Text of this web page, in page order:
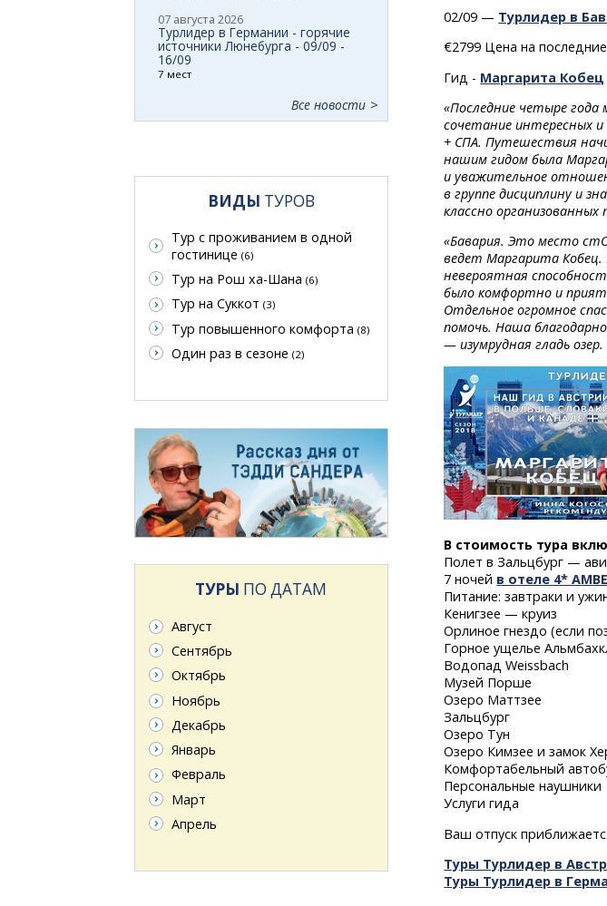
02/09 — Турлидер в
€2799 Цена на
Гид - Маргарита Кобец
«Последние четыре
сочетание интересных
+ СПА.Путешествия
нашим гидом была
и уважительное
в группе дисциплину и
классно
«Бавария. Это место
ведет Маргарита Кобец.
невероятная
было комфортно и
Отдельное огромное
помочь. Наша
— изумрудная гладь
В стоимость тура
Полет в Зальцбург —
7 ночей в отеле 4*
Питание: завтраки и
Кенигзее — круиз
Орлиное гнездо (если
Горное ущелье
Водопад Weissbach
Музей Порше
Озеро Маттзее
Зальцбург
Озеро Тун
Озеро Кимзее и замок
Комфортабельный
Персональные наушники
Услуги гида
Ваш отпуск
Туры Турлидер в
Туры Турлидер в
07 августа 2026
Турлидер в Германии - горячие
источники Люнебурга - 09/09 -
16/09
7 мест
Все новости
ВИДЫ ТУРОВ
Тур с проживанием в одной
гостинице (6)
Тур на Рош ха-Шана (6)
Тур на Суккот (3)
Тур повышенного комфорта (8)
Один раз в сезоне (2)
ТУРЫ ПО ДАТАМ
Август
Сентябрь
Октябрь
Ноябрь
Декабрь
Январь
Февраль
Март
Апрель